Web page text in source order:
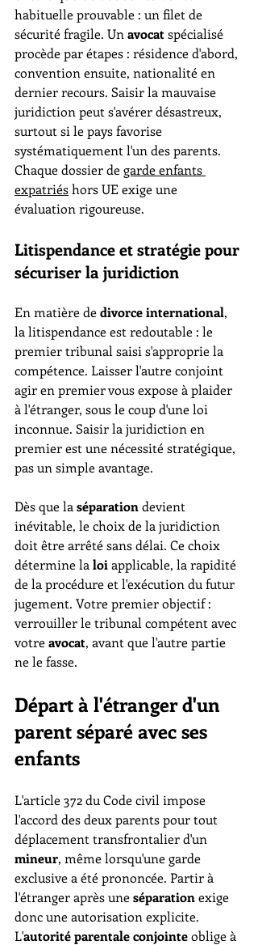
habituelle prouvable : un filet de
sécurité fragile. Un avocat spécialisé
procède par étapes : résidence d'abord,
convention ensuite, nationalité en
dernier recours. Saisir la mauvaise
juridiction peut s'avérer désastreux,
surtout si le pays favorise
systématiquement l'un des parents.
Chaque dossier de garde enfants
expatriés hors UE exige une
évaluation rigoureuse.
Litispendance et stratégie pour
sécuriser la juridiction
En matière de divorce international,
la litispendance est redoutable : le
premier tribunal saisi s'approprie la
compétence. Laisser l'autre conjoint
agir en premier vous expose à plaider
à l'étranger, sous le coup d'une loi
inconnue. Saisir la juridiction en
premier est une nécessité stratégique,
pas un simple avantage.
Dès que la séparation devient
inévitable, le choix de la juridiction
doit être arrêté sans délai. Ce choix
détermine la loi applicable, la rapidité
de la procédure et l'exécution du futur
jugement. Votre premier objectif :
verrouiller le tribunal compétent avec
votre avocat, avant que l'autre partie
ne le fasse.
Départ à l'étranger d'un
parent séparé avec ses
enfants
L'article 372 du Code civil impose
l'accord des deux parents pour tout
déplacement transfrontalier d'un
mineur, même lorsqu'une garde
exclusive a été prononcée. Partir à
l'étranger après une séparation exige
donc une autorisation explicite.
L'autorité parentale conjointe oblige à